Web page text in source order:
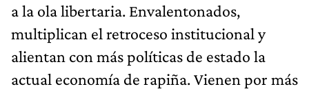
a la ola libertaria. Envalentonados,
multiplican el retroceso institucional y
alientan con más políticas de estado la
actual economía de rapiña. Vienen por más